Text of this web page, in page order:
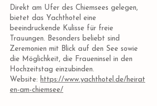
Direkt am Ufer des Chiemsees gelegen,
bietet das Yachthotel eine
beeindruckende Kulisse für freie
Trauungen. Besonders beliebt sind
Zeremonien mit Blick auf den See sowie
die Möglichkeit, die Fraueninsel in den
Hochzeitstag einzubinden.
Website: https://www.yachthotel.de/heirat
en-am-chiemsee/